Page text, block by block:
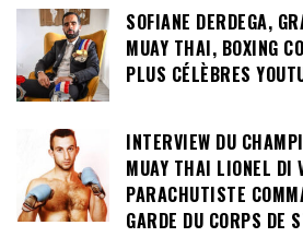
SOFIANE DERDEGA,
MUAY THAI, BOXING
PLUS CÉLÈBRES
INTERVIEW DU
MUAY THAI LIONEL DI
PARACHUTISTE
GARDE DU CORPS DE